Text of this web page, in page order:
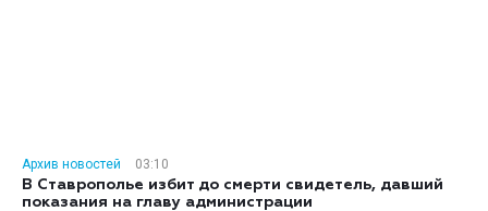
Архив новостей
03:10
В Ставрополье избит до смерти свидетель, давший
показания на главу администрации